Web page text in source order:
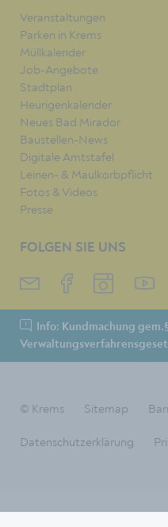
Veranstaltungen
Parken in Krems
Müllkalender
Job-Angebote
Stadtplan
Heurigenkalender
Neues Bad Mirador
Baustellen-News
Digitale Amtstafel
Leinen- & Maulkorbpflicht
Fotos & Videos
Presse
FOLGEN SIE UNS
Info: Kundmachung
© Krems Sitemap
Datenschutzerklärung